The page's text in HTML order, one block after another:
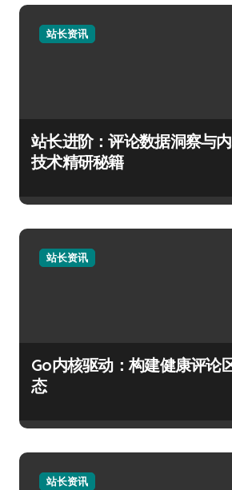
站长资讯
站长进阶：评论数据洞察与
技术精研秘籍
站长资讯
Go内核驱动：构建健康评论
态
站长资讯